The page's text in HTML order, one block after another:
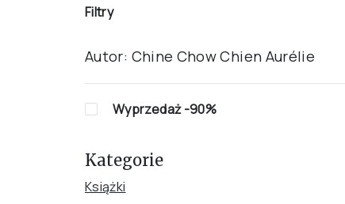
Filtry
Autor: Chine Chow Chien Aurélie
Wyprzedaż -90%
Kategorie
Książki